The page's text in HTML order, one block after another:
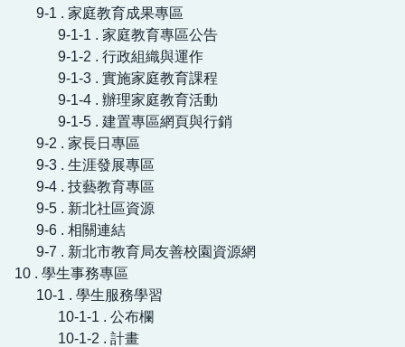
9-1 . 家庭教育成果專區
9-1-1 . 家庭教育專區公告
9-1-2 . 行政組織與運作
9-1-3 . 實施家庭教育課程
9-1-4 . 辦理家庭教育活動
9-1-5 . 建置專區網頁與行銷
9-2 . 家長日專區
9-3 . 生涯發展專區
9-4 . 技藝教育專區
9-5 . 新北社區資源
9-6 . 相關連結
9-7 . 新北市教育局友善校園資源網
10 . 學生事務專區
10-1 . 學生服務學習
10-1-1 . 公布欄
10-1-2 . 計畫